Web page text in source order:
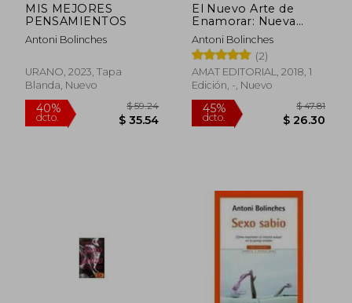
45%
dcto.
MIS MEJORES
PENSAMIENTOS
Antoni Bolinches
URANO, 2023, Tapa
Blanda, Nuevo
El Nuevo Arte de
Enamorar: Nueva
Edición Actualizada
del Best Seller "el
Arte de Enamorar" -
Antoni Bolinches -
Libro Físico
Antoni Bolinches
(2)
AMAT EDITORIAL, 2018, 1
Edición, -, Nuevo